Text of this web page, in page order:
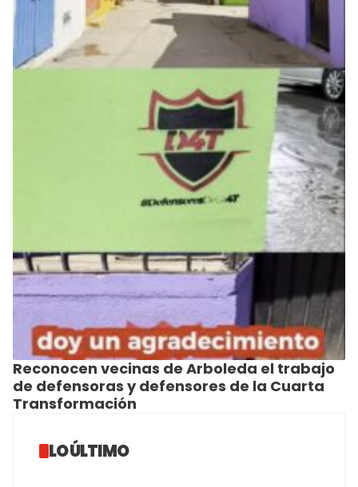
Reconocen vecinas de Arboleda el trabajo
de defensoras y defensores de la Cuarta
Transformación
LO ÚLTIMO